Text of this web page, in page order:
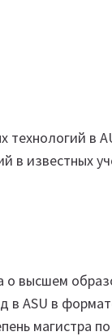
в
в известных
о высшем
в ASU в
магистра